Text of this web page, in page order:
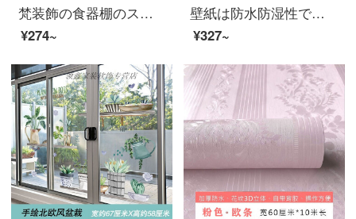
梵装飾の食器棚のステッカーを厚くして、新しいステッカーを貼りました。家具の棚のドアのステッカーのシールを貼りました。古い家具のリフォームステッカーを貼りました。タイルは漆を焼く防水の防油壁紙を貼りました。冷蔵庫は厚い金色の幅のストライプを貼りました。【61センチ幅3メートル】
¥274~
壁紙は防水防湿性で、暖かい寝室の部屋の壁紙を拭くことができます。家庭用は田園の浅い青色の月光を貼ります。
¥327~